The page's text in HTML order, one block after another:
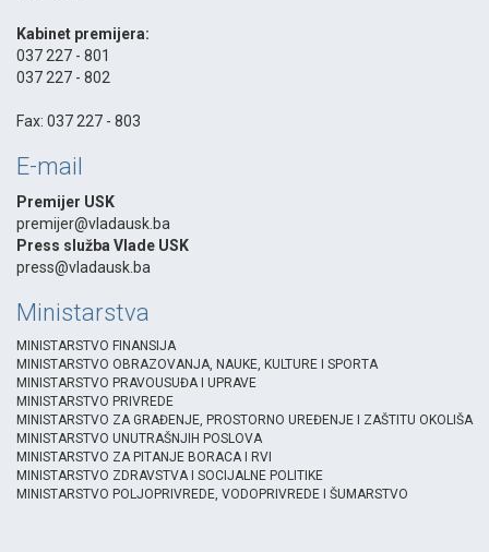
Kabinet premijera:
037 227 - 801
037 227 - 802
Fax: 037 227 - 803
E-mail
Premijer USK
premijer@vladausk.ba
Press služba Vlade USK
press@vladausk.ba
Ministarstva
MINISTARSTVO FINANSIJA
MINISTARSTVO OBRAZOVANJA, NAUKE, KULTURE I SPORTA
MINISTARSTVO PRAVOUSUĐA I UPRAVE
MINISTARSTVO PRIVREDE
MINISTARSTVO ZA GRAĐENJE, PROSTORNO UREĐENJE I ZAŠTITU OKOLIŠA
MINISTARSTVO UNUTRAŠNJIH POSLOVA
MINISTARSTVO ZA PITANJE BORACA I RVI
MINISTARSTVO ZDRAVSTVA I SOCIJALNE POLITIKE
MINISTARSTVO POLJOPRIVREDE, VODOPRIVREDE I ŠUMARSTVO